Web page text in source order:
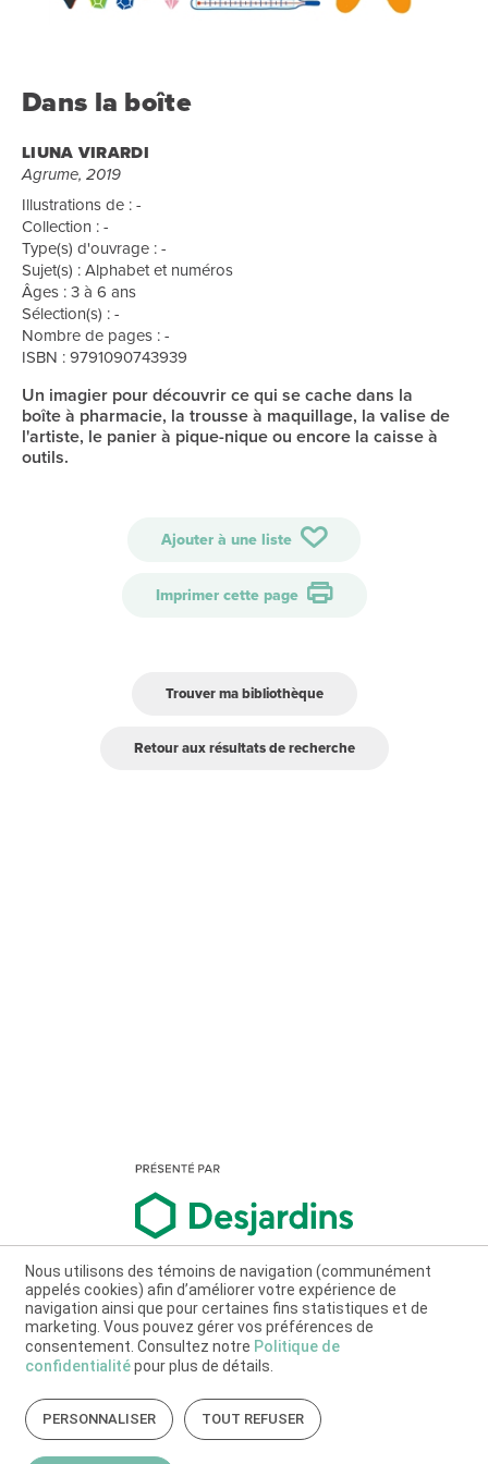
Dans la boîte
LIUNA VIRARDI
Agrume, 2019
Illustrations de : -
Collection : -
Type(s) d'ouvrage : -
Sujet(s) : Alphabet et numéros
Âges : 3 à 6 ans
Sélection(s) : -
Nombre de pages : -
ISBN : 9791090743939
Un imagier pour découvrir ce qui se cache dans la
boîte à pharmacie, la trousse à maquillage, la valise de
l'artiste, le panier à pique-nique ou encore la caisse à
outils.
Ajouter à une liste
Imprimer cette page
Trouver ma bibliothèque
Retour aux résultats de recherche
Nous utilisons des témoins de navigation (communément
appelés cookies) afin d’améliorer votre expérience de
navigation ainsi que pour certaines fins statistiques et de
marketing. Vous pouvez gérer vos préférences de
consentement. Consultez notre Politique de
confidentialitépour plus de détails.
PERSONNALISER TOUT REFUSER